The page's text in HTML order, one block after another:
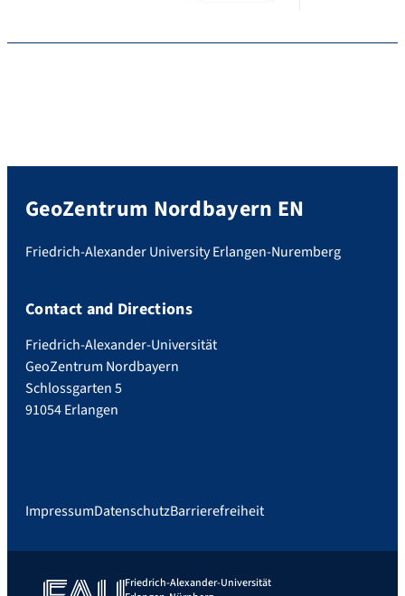
GeoZentrum Nordbayern EN
Friedrich-Alexander University Erlangen-Nuremberg
Contact and Directions
Friedrich-Alexander-Universität
GeoZentrum Nordbayern
Schlossgarten 5
91054 Erlangen
ImpressumDatenschutzBarrierefreiheit
Friedrich-Alexander-Universität